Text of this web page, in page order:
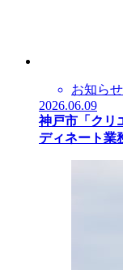
お知らせ
2026.06.09
神戸市「クリ
ディネート業